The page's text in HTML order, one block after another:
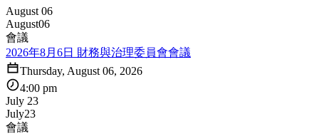
August 06
August06
會議
2026年8月6日 財務與治理委員會會議
Thursday, August 06, 2026
4:00 pm
July 23
July23
會議